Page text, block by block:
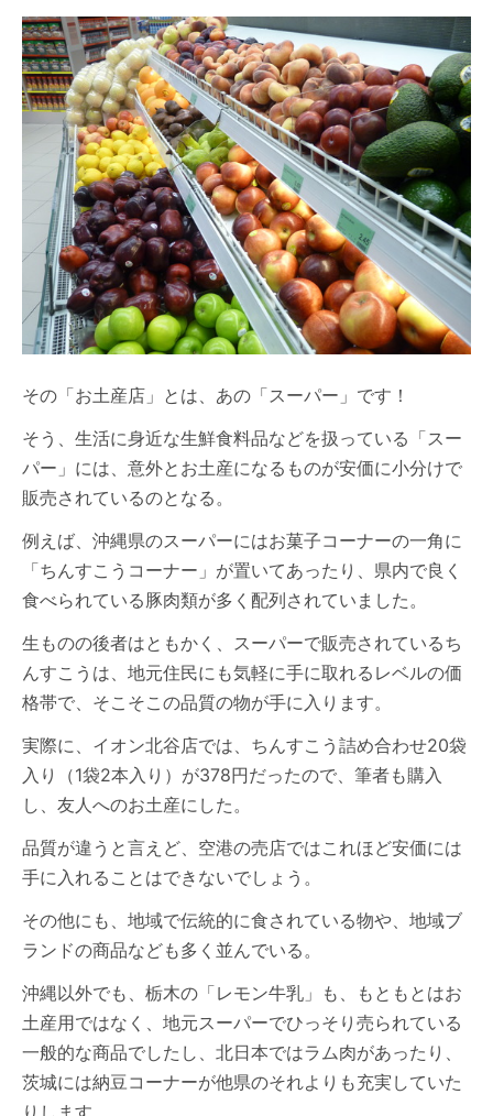
その「お土産店」とは、あの「スーパー」です！
そう、生活に身近な生鮮食料品などを扱っている「スー
パー」には、意外とお土産になるものが安価に小分けで
販売されているのとなる。
例えば、沖縄県のスーパーにはお菓子コーナーの一角に
「ちんすこうコーナー」が置いてあったり、県内で良く
食べられている豚肉類が多く配列されていました。
生ものの後者はともかく、スーパーで販売されているち
んすこうは、地元住民にも気軽に手に取れるレベルの価
格帯で、そこそこの品質の物が手に入ります。
実際に、イオン北谷店では、ちんすこう詰め合わせ20袋
入り（1袋2本入り）が378円だったので、筆者も購入
し、友人へのお土産にした。
品質が違うと言えど、空港の売店ではこれほど安価には
手に入れることはできないでしょう。
その他にも、地域で伝統的に食されている物や、地域ブ
ランドの商品なども多く並んでいる。
沖縄以外でも、栃木の「レモン牛乳」も、もともとはお
土産用ではなく、地元スーパーでひっそり売られている
一般的な商品でしたし、北日本ではラム肉があったり、
茨城には納豆コーナーが他県のそれよりも充実していた
りします。